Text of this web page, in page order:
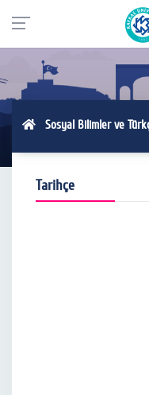
Sosyal Bilimler ve
Tarihçe